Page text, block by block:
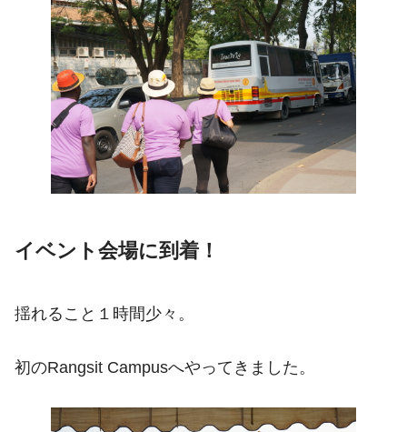
イベント会場に到着！
揺れること１時間少々。
初のRangsit Campusへやってきました。